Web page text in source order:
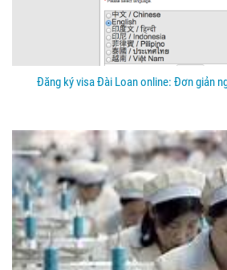
Đăng ký visa Đài Loan online: Đơn giản